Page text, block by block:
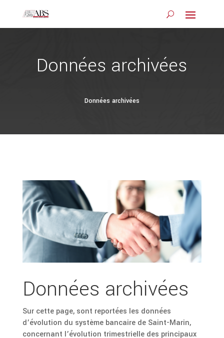
Données archivées
Données archivées
Données archivées
Sur cette page, sont reportées les données
d’évolution du système bancaire de Saint-Marin,
concernant l’évolution trimestrielle des principaux